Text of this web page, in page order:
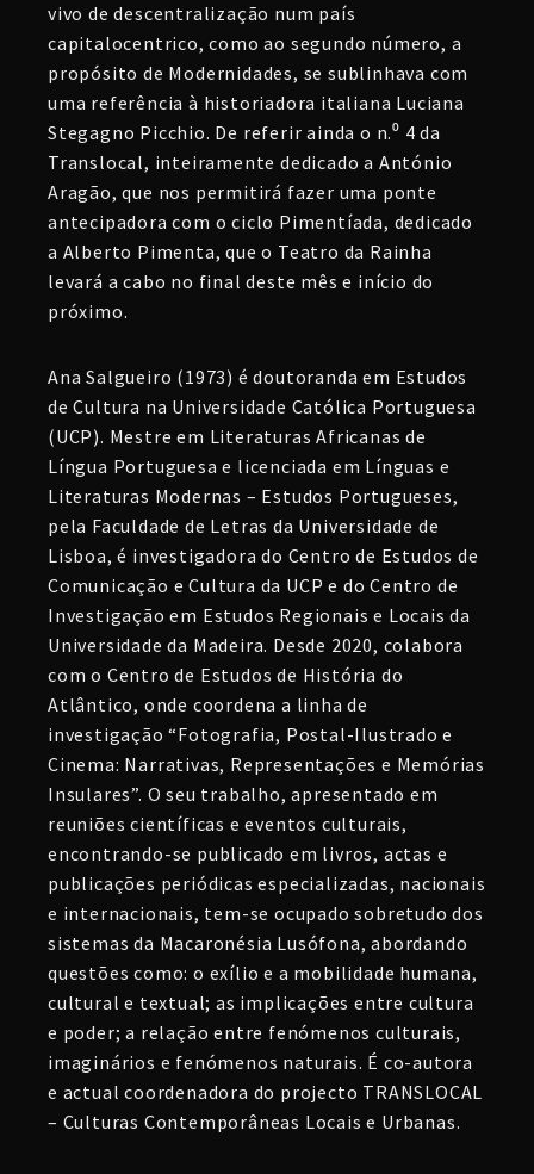
vivo de descentralização num país
capitalocentrico, como ao segundo número, a
propósito de Modernidades, se sublinhava com
uma referência à historiadora italiana Luciana
Stegagno Picchio. De referir ainda o n.⁰ 4 da
Translocal, inteiramente dedicado a António
Aragão, que nos permitirá fazer uma ponte
antecipadora com o ciclo Pimentíada, dedicado
a Alberto Pimenta, que o Teatro da Rainha
levará a cabo no final deste mês e início do
próximo.
Ana Salgueiro (1973) é doutoranda em Estudos
de Cultura na Universidade Católica Portuguesa
(UCP). Mestre em Literaturas Africanas de
Língua Portuguesa e licenciada em Línguas e
Literaturas Modernas – Estudos Portugueses,
pela Faculdade de Letras da Universidade de
Lisboa, é investigadora do Centro de Estudos de
Comunicação e Cultura da UCP e do Centro de
Investigação em Estudos Regionais e Locais da
Universidade da Madeira. Desde 2020, colabora
com o Centro de Estudos de História do
Atlântico, onde coordena a linha de
investigação “Fotografia, Postal-Ilustrado e
Cinema: Narrativas, Representações e Memórias
Insulares”. O seu trabalho, apresentado em
reuniões científicas e eventos culturais,
encontrando-se publicado em livros, actas e
publicações periódicas especializadas, nacionais
e internacionais, tem-se ocupado sobretudo dos
sistemas da Macaronésia Lusófona, abordando
questões como: o exílio e a mobilidade humana,
cultural e textual; as implicações entre cultura
e poder; a relação entre fenómenos culturais,
imaginários e fenómenos naturais. É co-autora
e actual coordenadora do projecto TRANSLOCAL
– Culturas Contemporâneas Locais e Urbanas.